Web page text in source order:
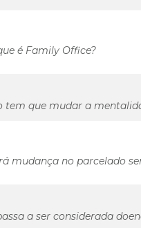
é Family Office?
tem que mudar a
mudança no parcelado
a ser considerada